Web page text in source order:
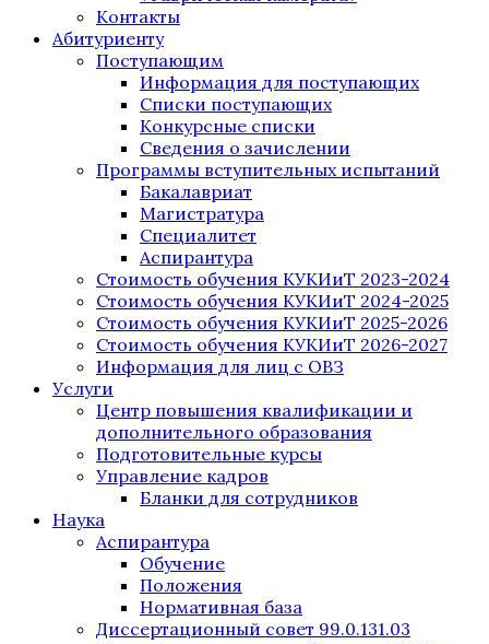
Контакты
Абитуриенту
Поступающим
Информация для поступающих
Списки поступающих
Конкурсные списки
Сведения о зачислении
Программы вступительных испытаний
Бакалавриат
Магистратура
Специалитет
Аспирантура
Стоимость обучения КУКИиТ 2023-2024
Стоимость обучения КУКИиТ 2024-2025
Стоимость обучения КУКИиТ 2025-2026
Стоимость обучения КУКИиТ 2026-2027
Информация для лиц с ОВЗ
Услуги
Центр повышения квалификации и
дополнительного образования
Подготовительные курсы
Управление кадров
Бланки для сотрудников
Наука
Аспирантура
Обучение
Положения
Нормативная база
Диссертационный совет 99.0.131.03